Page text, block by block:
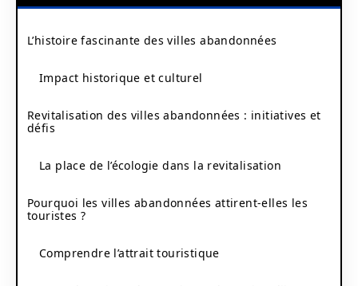
L’histoire fascinante des villes abandonnées
Impact historique et culturel
Revitalisation des villes abandonnées : initiatives et
défis
La place de l’écologie dans la revitalisation
Pourquoi les villes abandonnées attirent-elles les
touristes ?
Comprendre l’attrait touristique